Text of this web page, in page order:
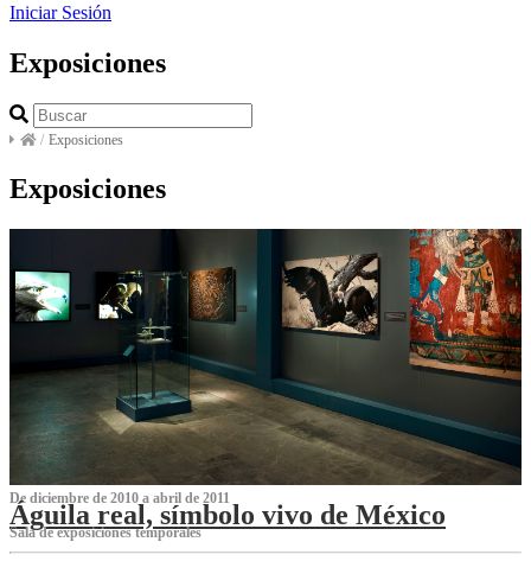
Iniciar Sesión
Exposiciones
/ Exposiciones
Exposiciones
De diciembre de 2010 a abril de 2011
Águila real, símbolo vivo de México
Sala de exposiciones temporales